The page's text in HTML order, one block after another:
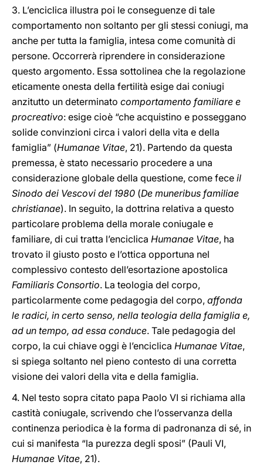
3. L’enciclica illustra poi le conseguenze di tale
comportamento non soltanto per gli stessi coniugi, ma
anche per tutta la famiglia, intesa come comunità di
persone. Occorrerà riprendere in considerazione
questo argomento. Essa sottolinea che la regolazione
eticamente onesta della fertilità esige dai coniugi
anzitutto un determinato comportamento familiare e
procreativo: esige cioè “che acquistino e posseggano
solide convinzioni circa i valori della vita e della
famiglia” (Humanae Vitae, 21). Partendo da questa
premessa, è stato necessario procedere a una
considerazione globale della questione, come fece il
Sinodo dei Vescovi del 1980 (De muneribus familiae
christianae). In seguito, la dottrina relativa a questo
particolare problema della morale coniugale e
familiare, di cui tratta l’enciclica Humanae Vitae, ha
trovato il giusto posto e l’ottica opportuna nel
complessivo contesto dell’esortazione apostolica
Familiaris Consortio. La teologia del corpo,
particolarmente come pedagogia del corpo, affonda
le radici, in certo senso, nella teologia della famiglia e,
ad un tempo, ad essa conduce. Tale pedagogia del
corpo, la cui chiave oggi è l’enciclica Humanae Vitae,
si spiega soltanto nel pieno contesto di una corretta
visione dei valori della vita e della famiglia.
4. Nel testo sopra citato papa Paolo VI si richiama alla
castità coniugale, scrivendo che l’osservanza della
continenza periodica è la forma di padronanza di sé, in
cui si manifesta “la purezza degli sposi” (Pauli VI,
Humanae Vitae, 21).